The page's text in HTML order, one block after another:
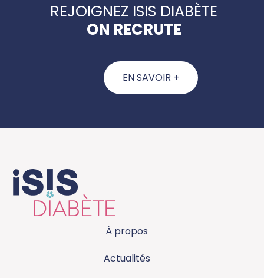
REJOIGNEZ ISIS DIABÈTE
ON RECRUTE
EN SAVOIR +
À propos
Actualités